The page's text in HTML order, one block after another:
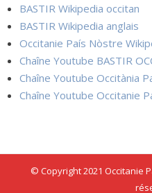
BASTIR Wikipedia occitan
BASTIR Wikipedia anglais
Occitanie País Nòstre
Chaîne Youtube BASTIR
Chaîne Youtube Occitània
Chaîne Youtube Occitanie
© Copyright 2021 Occitanie